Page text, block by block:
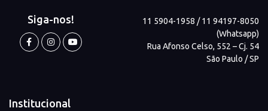
Siga-nos!
11 5904-1958 / 11 94197-8050
(Whatsapp)
Rua Afonso Celso, 552 – Cj. 54
São Paulo / SP
Institucional